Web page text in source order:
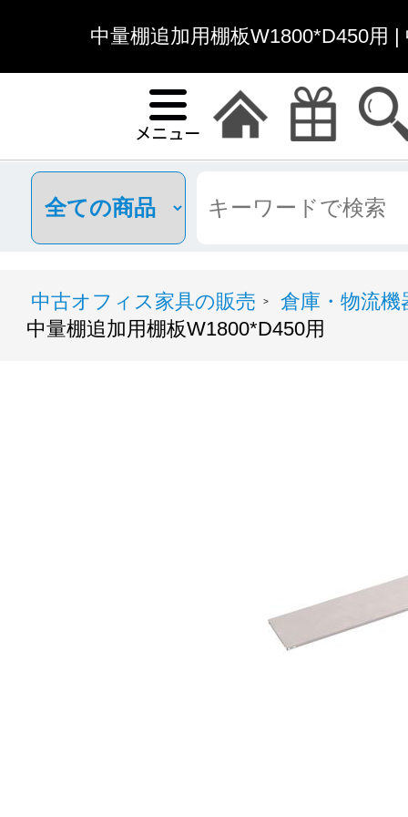
中量棚追加用棚板W1800*D450用
中古オフィス家具の販売 >
倉庫・物流機
中量棚追加用棚板W1800*D450用